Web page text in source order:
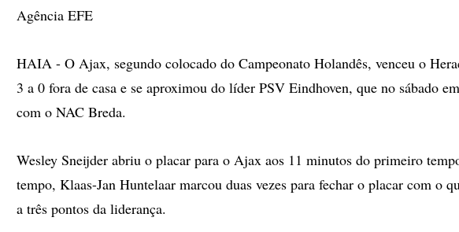
Agência EFE
HAIA - O Ajax, segundo colocado do Campeonato Holandês, venceu o
3 a 0 fora de casa e se aproximou do líder PSV Eindhoven, que no sábado
com o NAC Breda.
Wesley Sneijder abriu o placar para o Ajax aos 11 minutos do primeiro
tempo, Klaas-Jan Huntelaar marcou duas vezes para fechar o placar com o
a três pontos da liderança.